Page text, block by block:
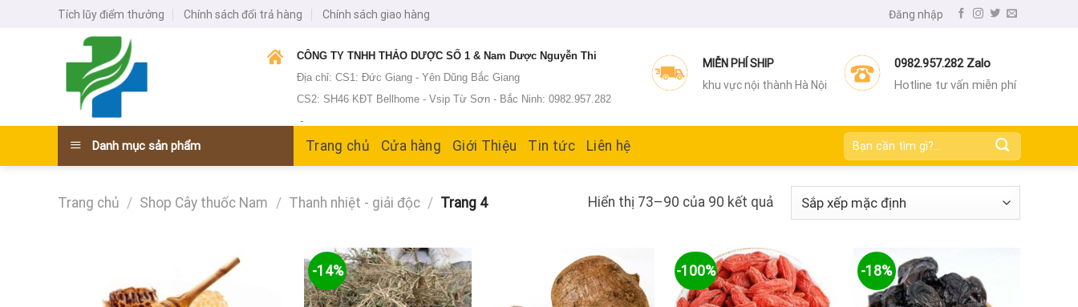
Tích lũy điểm thưởng Chính sách đổi trả hàng Chính sách giao hàng Đăng nhập
CÔNG TY TNHH THẢO DƯỢC SỐ 1 & Nam Dược Nguyễn Thi
Địa chỉ: CS1: Đức Giang - Yên Dũng Bắc Giang
CS2: SH46 KĐT Bellhome - Vsip Từ Sơn - Bắc Ninh: 0982.957.282
-
MIỄN PHÍ SHIP
khu vực nội thành Hà Nội
0982.957.282 Zalo
Hotline tư vấn miễn phí
Danh mục sản phẩm Trang chủ Cửa hàng Giới Thiệu Tin tức Liên hệ
Tìm
kiếm:
Trang chủ / Shop Cây thuốc Nam / Thanh nhiệt - giải độc / Trang 4 Hiển thị 73–90 của 90 kết quả
-14% -100% -18%